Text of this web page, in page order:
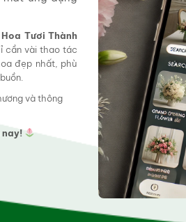
Tươi Thành
cần vài thao tác
đẹp nhất, phù
và thông
nay!